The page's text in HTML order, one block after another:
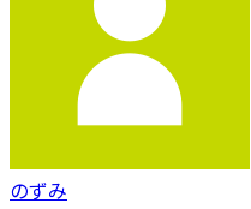
のずみ